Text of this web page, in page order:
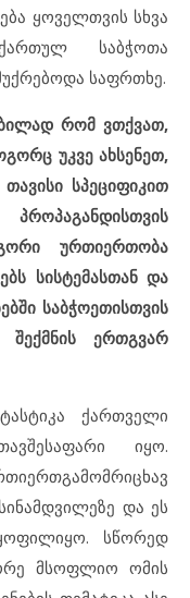
ყოველთვის სხვა
საბჭოთა
საფრთხე.
რომ ვთქვათ,
უკვე ახსენეთ,
სპეციფიკით
ურთიერთობა
სისტემასთან და
საბჭოეთისთვის
შექმნის ერთგვარ
ქართველი
იყო.
და ეს
სწორედ
მსოფლიო ომის